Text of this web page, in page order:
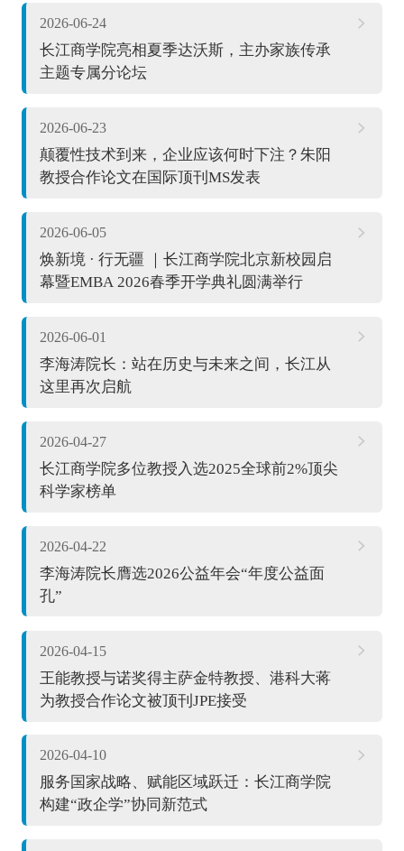
2026-06-24
长江商学院亮相夏季达沃斯，主办家族传承
主题专属分论坛
2026-06-23
颠覆性技术到来，企业应该何时下注？朱阳
教授合作论文在国际顶刊MS发表
2026-06-05
焕新境 · 行无疆 ｜长江商学院北京新校园启
幕暨EMBA 2026春季开学典礼圆满举行
2026-06-01
李海涛院长：站在历史与未来之间，长江从
这里再次启航
2026-04-27
长江商学院多位教授入选2025全球前2%顶尖
科学家榜单
2026-04-22
李海涛院长膺选2026公益年会“年度公益面
孔”
2026-04-15
王能教授与诺奖得主萨金特教授、港科大蒋
为教授合作论文被顶刊JPE接受
2026-04-10
服务国家战略、赋能区域跃迁：长江商学院
构建“政企学”协同新范式